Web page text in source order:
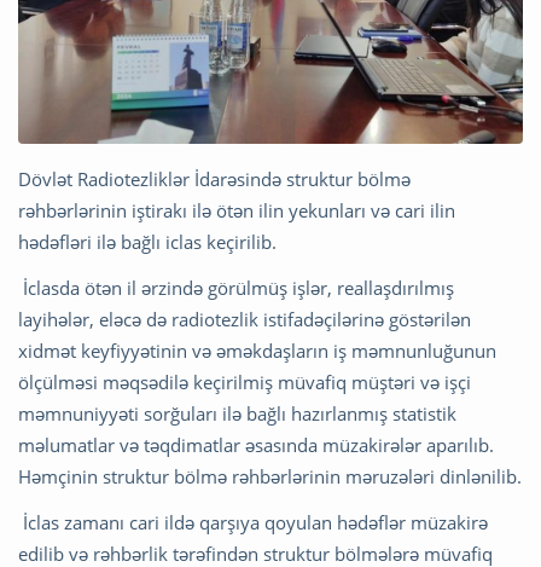
Dövlət Radiotezliklər İdarəsində struktur bölmə
rəhbərlərinin iştirakı ilə ötən ilin yekunları və cari ilin
hədəfləri ilə bağlı iclas keçirilib.
İclasda ötən il ərzində görülmüş işlər, reallaşdırılmış
layihələr, eləcə də radiotezlik istifadəçilərinə göstərilən
xidmət keyfiyyətinin və əməkdaşların iş məmnunluğunun
ölçülməsi məqsədilə keçirilmiş müvafiq müştəri və işçi
məmnuniyyəti sorğuları ilə bağlı hazırlanmış statistik
məlumatlar və təqdimatlar əsasında müzakirələr aparılıb.
Həmçinin struktur bölmə rəhbərlərinin məruzələri dinlənilib.
İclas zamanı cari ildə qarşıya qoyulan hədəflər müzakirə
edilib və rəhbərlik tərəfindən struktur bölmələrə müvafiq